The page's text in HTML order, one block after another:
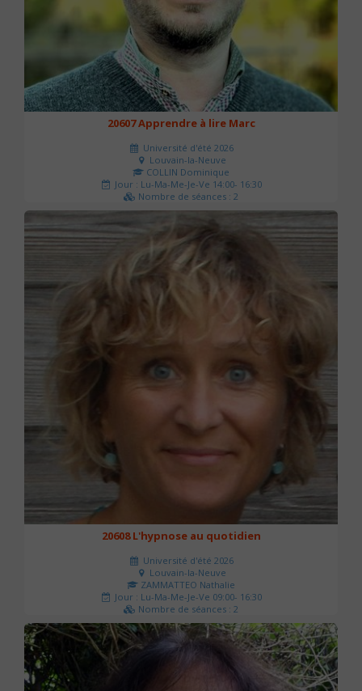
20607 Apprendre à lire Marc
Université d'été 2026
Louvain-la-Neuve
COLLIN Dominique
Jour : Lu-Ma-Me-Je-Ve 14:00- 16:30
Nombre de séances : 2
51 €
20608 L'hypnose au quotidien
Université d'été 2026
Louvain-la-Neuve
ZAMMATTEO Nathalie
Jour : Lu-Ma-Me-Je-Ve 09:00- 16:30
Nombre de séances : 2
140 €